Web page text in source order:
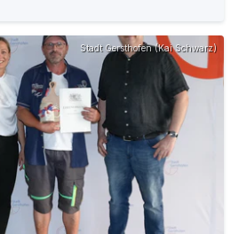
Stadt Gersthofen (Kai Schwarz)